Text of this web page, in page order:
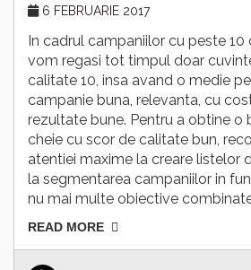
6 FEBRUARIE 2017
In cadrul campaniilor cu peste 10
vom regasi tot timpul doar
calitate 10, insa avand o medie
campanie buna, relevanta, cu
rezultate bune. Pentru a obtine o
cheie cu scor de calitate bun,
atentiei maxime la creare listelor
la segmentarea campaniilor in
nu mai multe obiective
READ MORE